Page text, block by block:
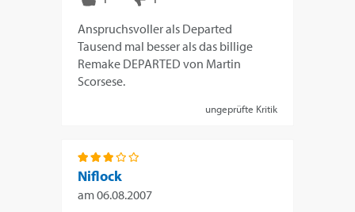
Anspruchsvoller als Departed
Tausend mal besser als das billige
Remake DEPARTED von Martin
Scorsese.
ungeprüfte Kritik
Niflock
am06.08.2007